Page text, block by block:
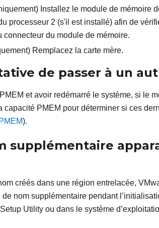
Installez le module de mémoire
processeur 2 (s'il est installé) afin de
connecteur du module de mémoire.
Remplacez la carte mère.
de passer à un
et avoir redémarré le système, si le
capacité PMEM pour déterminer si ces
).
supplémentaire
créés dans une région entrelacée,
nom supplémentaire pendant
Utility ou dans le système